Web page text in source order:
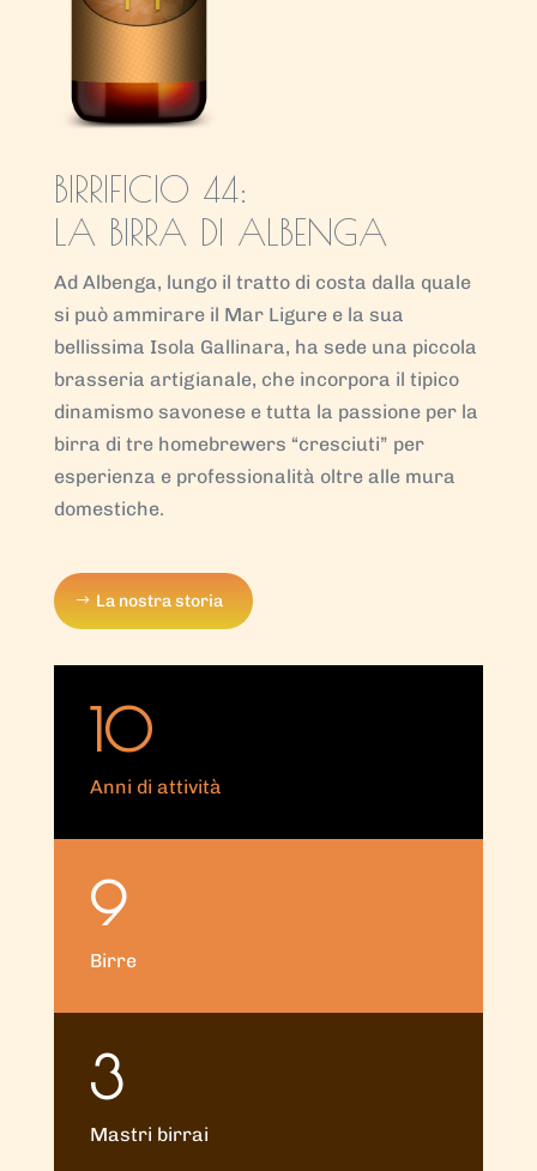
BIRRIFICIO 44:
LA BIRRA DI ALBENGA
Ad Albenga, lungo il tratto di costa dalla quale
si può ammirare il Mar Ligure e la sua
bellissima Isola Gallinara, ha sede una piccola
brasseria artigianale, che incorpora il tipico
dinamismo savonese e tutta la passione per la
birra di tre homebrewers “cresciuti” per
esperienza e professionalità oltre alle mura
domestiche.
La nostra storia
10
Anni di attività
9
Birre
3
Mastri birrai